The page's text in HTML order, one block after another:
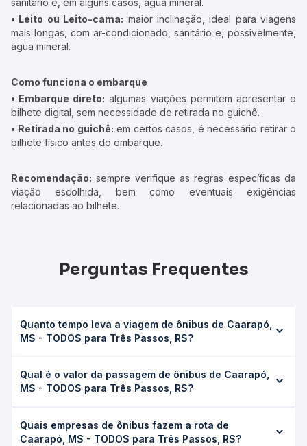
sanitário e, em alguns casos, água mineral.
• Leito ou Leito-cama: maior inclinação, ideal para viagens
mais longas, com ar-condicionado, sanitário e, possivelmente,
água mineral.
Como funciona o embarque
• Embarque direto: algumas viações permitem apresentar o
bilhete digital, sem necessidade de retirada no guichê.
• Retirada no guichê: em certos casos, é necessário retirar o
bilhete físico antes do embarque.
Recomendação: sempre verifique as regras específicas da
viação escolhida, bem como eventuais exigências
relacionadas ao bilhete.
Perguntas Frequentes
Quanto tempo leva a viagem de ônibus de Caarapó,
MS - TODOS para Três Passos, RS?
Passos, RS leva em média 19h 30min, podendo variar
conforme a viação, o tipo de serviço (convencional,
duração exata de cada opção na data desejada.
Qual é o valor da passagem de ônibus de Caarapó,
MS - TODOS para Três Passos, RS?
TODOS para Três Passos, RS custa em média R$ 389,99 e
varia conforme a data da viagem, a empresa, o tipo de
Quais empresas de ônibus fazem a rota de
Caarapó, MS - TODOS para Três Passos, RS?